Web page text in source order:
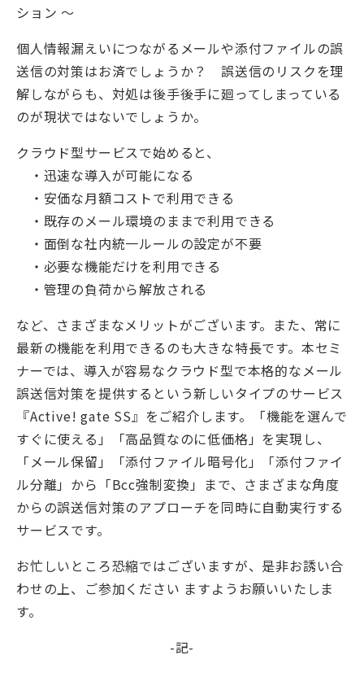
ション ～
個人情報漏えいにつながるメールや添付ファイルの誤
送信の対策はお済でしょうか？ 誤送信のリスクを理
解しながらも、対処は後手後手に廻ってしまっている
のが現状ではないでしょうか。
クラウド型サービスで始めると、
・迅速な導入が可能になる
・安価な月額コストで利用できる
・既存のメール環境のままで利用できる
・面倒な社内統一ルールの設定が不要
・必要な機能だけを利用できる
・管理の負荷から解放される
など、さまざまなメリットがございます。また、常に
最新の機能を利用できるのも大きな特長です。本セミ
ナーでは、導入が容易なクラウド型で本格的なメール
誤送信対策を提供するという新しいタイプのサービス
『Active! gate SS』をご紹介します。「機能を選んで
すぐに使える」「高品質なのに低価格」を実現し、
「メール保留」「添付ファイル暗号化」「添付ファイ
ル分離」から「Bcc強制変換」まで、さまざまな角度
からの誤送信対策のアプローチを同時に自動実行する
サービスです。
お忙しいところ恐縮ではございますが、是非お誘い合
わせの上、ご参加ください ますようお願いいたしま
す。
-記-